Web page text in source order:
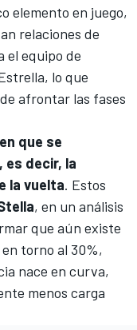
elemento en juego,
relaciones de
el equipo de
lo que
afrontar las fases
que se
es decir, la
la vuelta. Estos
, en un análisis
que aún existe
torno al 30%,
nace en curva,
menos carga